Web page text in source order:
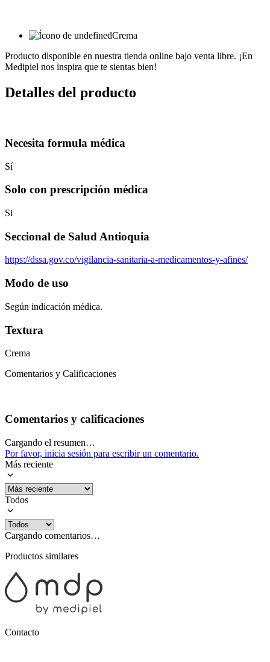
Crema
Producto disponible en nuestra tienda online bajo venta libre. ¡En
Medipiel nos inspira que te sientas bien!
Detalles del producto
Necesita formula médica
Sí
Solo con prescripción médica
Si
Seccional de Salud Antioquia
https://dssa.gov.co/vigilancia-sanitaria-a-medicamentos-y-afines/
Modo de uso
Según indicación médica.
Textura
Crema
Comentarios y Calificaciones
Comentarios y calificaciones
Cargando el resumen…
Por favor, inicia sesión para escribir un comentario.
Más reciente
Todos
Cargando comentarios…
Productos similares
Contacto